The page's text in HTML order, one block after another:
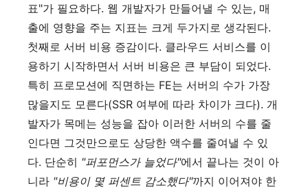
표"가 필요하다. 웹 개발자가 만들어낼 수 있는, 매
출에 영향을 주는 지표는 크게 두가지로 생각된다.
첫째로 서버 비용 증감이다. 클라우드 서비스를 이
용하기 시작하면서 서버 비용은 큰 부담이 되었다.
특히 프로모션에 직면하는 FE는 서버의 수가 가장
많을지도 모른다(SSR 여부에 따라 차이가 크다). 개
발자가 목메는 성능을 잡아 이러한 서버의 수를 줄
인다면 그것만으로도 상당한 액수를 줄여낼 수 있
다. 단순히 "퍼포먼스가 늘었다"에서 끝나는 것이 아
니라 "비용이 몇 퍼센트 감소했다"까지 이어져야 한